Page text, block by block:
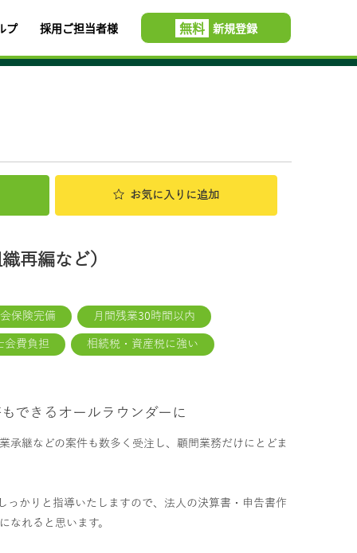
プ 採用ご担当者様 無料 新規登録
お気に入り に追加
再編など）
保険完備 月間残業30時間以内
会費負担 相続税・資産税に強い
できるオールラウンダーに
承継などの案件も数多く受注し、顧問業務だけにとどま
かりと指導いたしますので、法人の決算書・申告書作
なれると思います。